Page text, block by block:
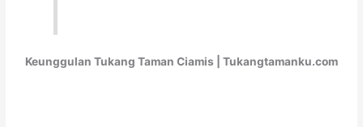
Keunggulan Tukang Taman Ciamis | Tukangtamanku.com